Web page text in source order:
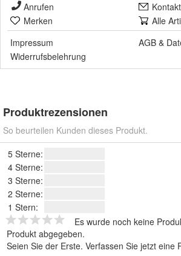
Anrufen
Kontakt
Merken
Alle
Impressum
AGB &
Widerrufsbelehrung
Produktrezensionen
So beurteilen Kunden dieses Produkt.
5 Sterne:
4 Sterne:
3 Sterne:
2 Sterne:
1 Stern:
Es wurde noch keine
Produkt abgegeben.
Seien Sie der Erste. Verfassen Sie jetzt eine